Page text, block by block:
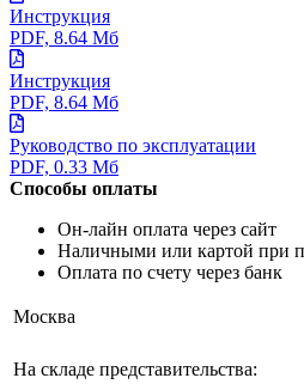
Инструкция
PDF, 8.64 Мб
Инструкция
PDF, 8.64 Мб
Руководство по эксплуатации
PDF, 0.33 Мб
Способы оплаты
Он-лайн оплата через сайт
Наличными или картой при
Оплата по счету через банк
Москва
На складе представительства: